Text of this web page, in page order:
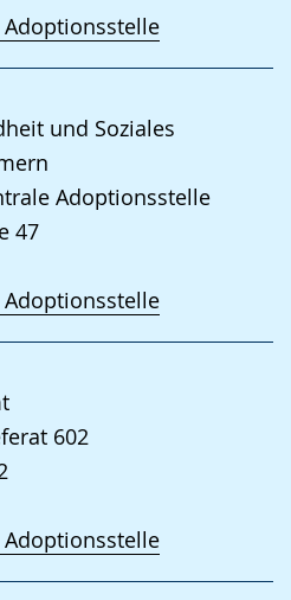
und Soziales
Adoptionsstelle
47
602